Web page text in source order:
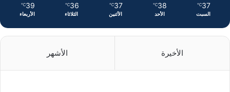
37
℃
السبت
38
℃
الأحد
37
℃
الأثنين
36
℃
الثلاثاء
39
℃
الأربعاء
الأخيرة الأشهر